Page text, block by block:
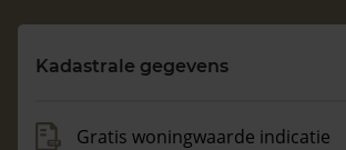
Maandag t/m vrijdag - 08:00 -18:00
Kadastrale gegevens
Gratis woningwaarde indicatie